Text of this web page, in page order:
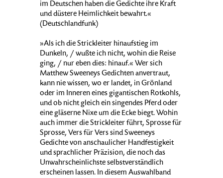
im Deutschen haben die Gedichte ihre Kraft
und düstere Heimlichkeit bewahrt.«
(Deutschlandfunk)
»Als ich die Strickleiter hinaufstieg im
Dunkeln, / wußte ich nicht, wohin die Reise
ging, / nur eben dies: hinauf.« Wer sich
Matthew Sweeneys Gedichten anvertraut,
kann nie wissen, wo er landet, in Grönland
oder im Inneren eines gigantischen Rotkohls,
und ob nicht gleich ein singendes Pferd oder
eine gläserne Nixe um die Ecke biegt. Wohin
auch immer die Strickleiter führt, Sprosse für
Sprosse, Vers für Vers sind Sweeneys
Gedichte von anschaulicher Handfestigkeit
und sprachlicher Präzision, die noch das
Unwahrscheinlichste selbstverständlich
erscheinen lassen. In diesem Auswahlband